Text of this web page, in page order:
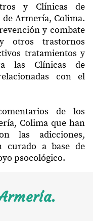
y Clínicas de
Armería, Colima.
y combate
otros trastornos
tratamientos y
las Clínicas de
con el
de los
Colima que han
las adicciones,
curado a base de
psocológico.